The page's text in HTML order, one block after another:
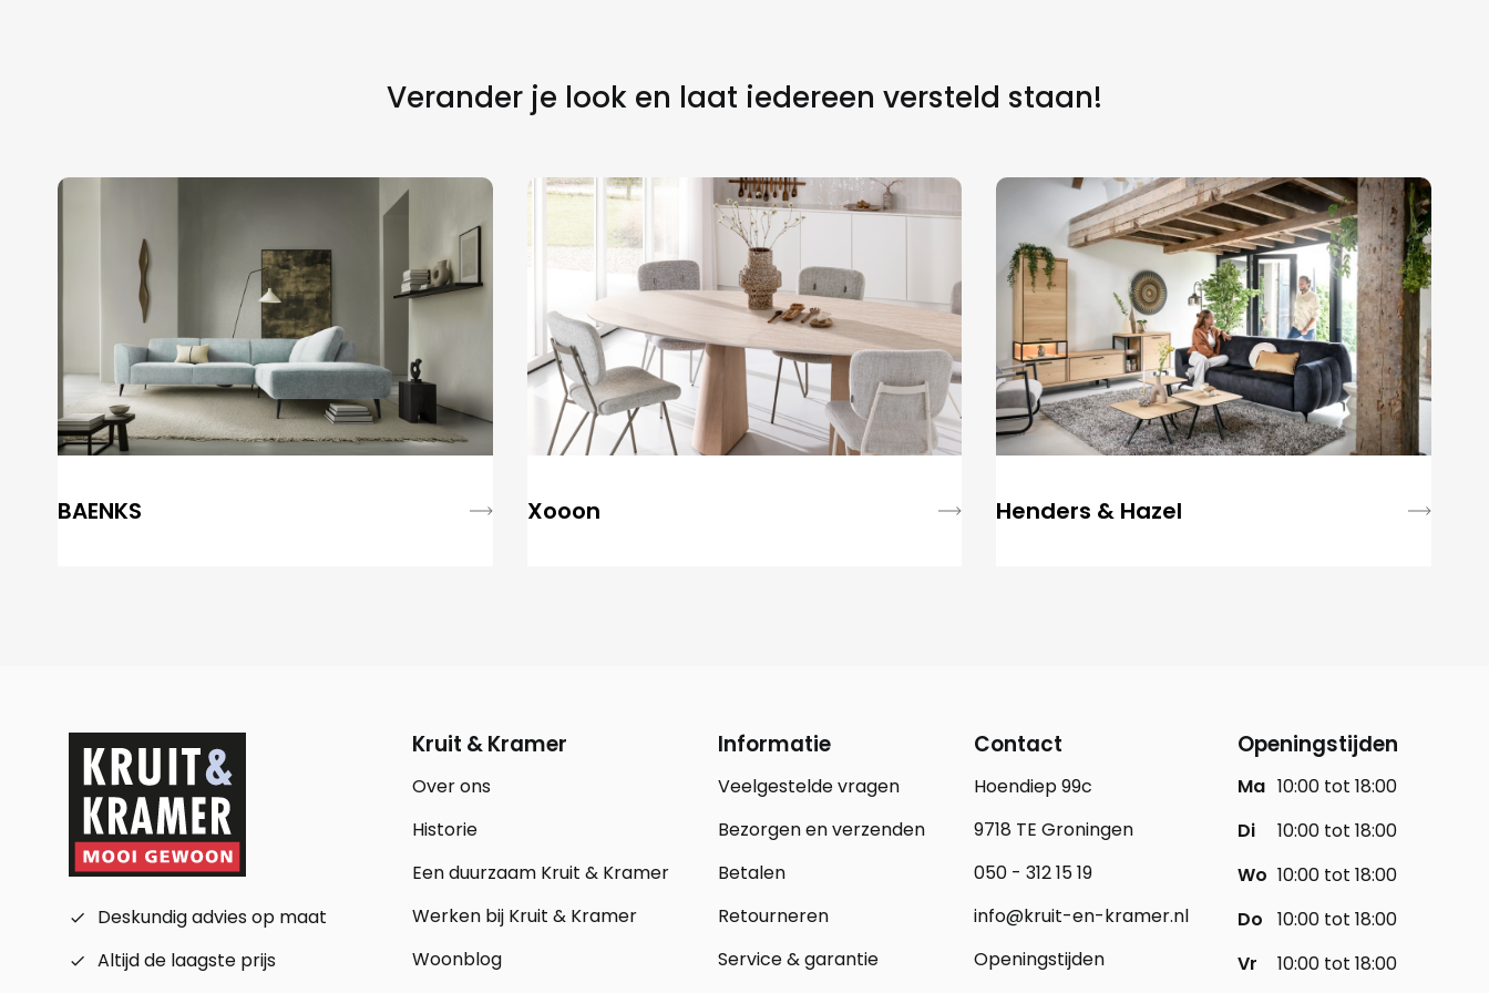
Verander je look en laat iedereen versteld staan!
BAENKS Xooon Henders & Hazel
check_small
Deskundig advies op maat
check_small
Altijd de laagste prijs
Kruit & Kramer
Over ons
Historie
Een duurzaam Kruit & Kramer
Werken bij Kruit & Kramer
Woonblog
Informatie
Veelgestelde vragen
Bezorgen en verzenden
Betalen
Retourneren
Service & garantie
Contact
Hoendiep 99c
9718 TE Groningen
050 - 312 15 19
info@kruit-en-kramer.nl
Openingstijden
Openingstijden
Ma 10:00 tot 18:00
Di
10:00 tot 18:00
Wo 10:00 tot 18:00
Do
10:00 tot 18:00
Vr
10:00 tot 18:00